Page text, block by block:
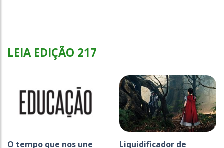
LEIA EDIÇÃO 217
O tempo que nos une
Liquidificador de